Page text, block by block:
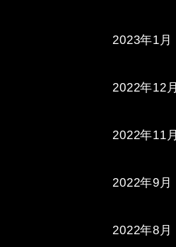
2023年1月
2022年12月
2022年11月
2022年9月
2022年8月